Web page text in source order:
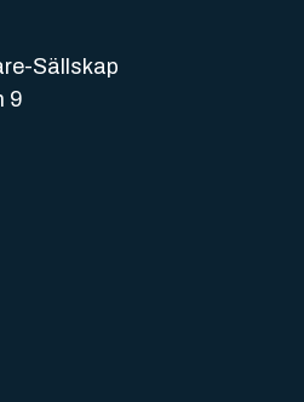
Sällskap
9